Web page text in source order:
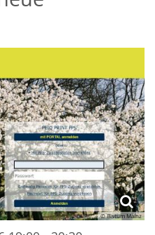
© Bistum Mainz